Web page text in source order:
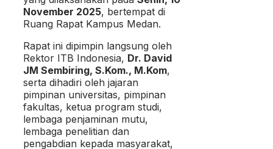
November 2025, bertempat di
Ruang Rapat Kampus Medan.
Rapat ini dipimpin langsung oleh
Rektor ITB Indonesia, Dr. David
JM Sembiring, S.Kom., M.Kom,
serta dihadiri oleh jajaran
pimpinan universitas, pimpinan
fakultas, ketua program studi,
lembaga penjaminan mutu,
lembaga penelitian dan
pengabdian kepada masyarakat,